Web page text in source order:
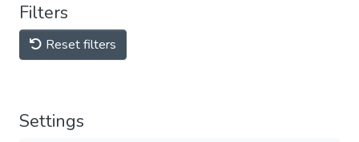
Filters
Reset filters
Settings